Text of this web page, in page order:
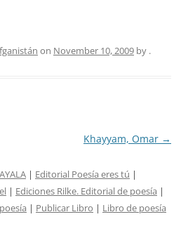
on November 10, 2009 by .
Khayyam, Omar →
| Editorial Poesía eres tú |
| Ediciones Rilke. Editorial de poesía |
| Publicar Libro | Libro de poesía